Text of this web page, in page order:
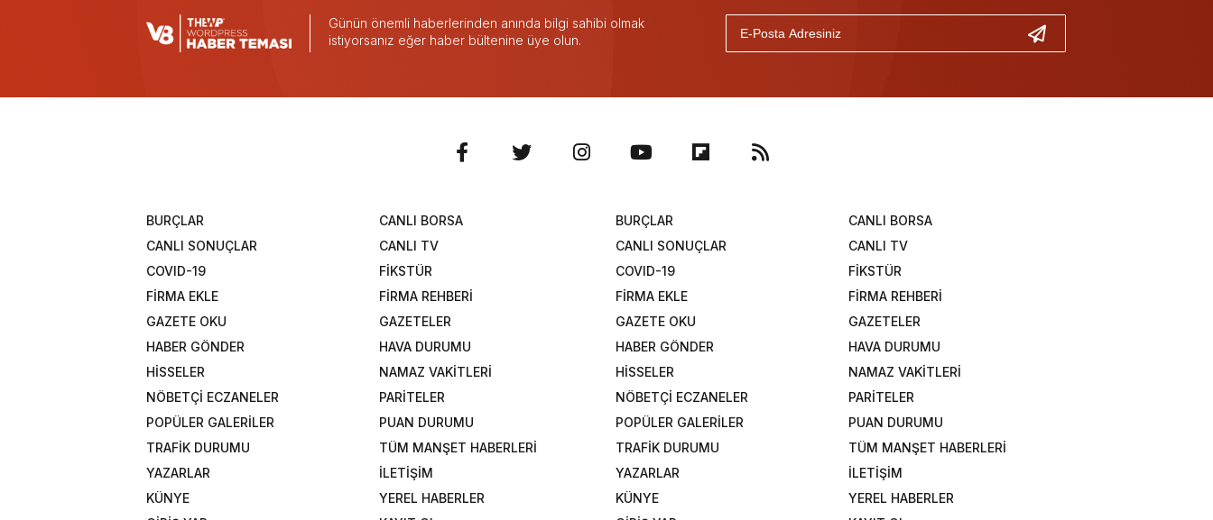
Günün önemli haberlerinden anında bilgi sahibi olmak
istiyorsanız eğer haber bültenine üye olun.
BURÇLAR
CANLI BORSA
CANLI SONUÇLAR
CANLI TV
COVID-19
FİKSTÜR
FİRMA EKLE
FİRMA REHBERİ
GAZETE OKU
GAZETELER
HABER GÖNDER
HAVA DURUMU
HİSSELER
NAMAZ VAKİTLERİ
NÖBETÇİ ECZANELER
PARİTELER
POPÜLER GALERİLER
PUAN DURUMU
TRAFİK DURUMU
TÜM MANŞET HABERLERİ
YAZARLAR
İLETİŞİM
KÜNYE
YEREL HABERLER
BURÇLAR
CANLI BORSA
CANLI SONUÇLAR
CANLI TV
COVID-19
FİKSTÜR
FİRMA EKLE
FİRMA REHBERİ
GAZETE OKU
GAZETELER
HABER GÖNDER
HAVA DURUMU
HİSSELER
NAMAZ VAKİTLERİ
NÖBETÇİ ECZANELER
PARİTELER
POPÜLER GALERİLER
PUAN DURUMU
TRAFİK DURUMU
TÜM MANŞET HABERLERİ
YAZARLAR
İLETİŞİM
KÜNYE
YEREL HABERLER